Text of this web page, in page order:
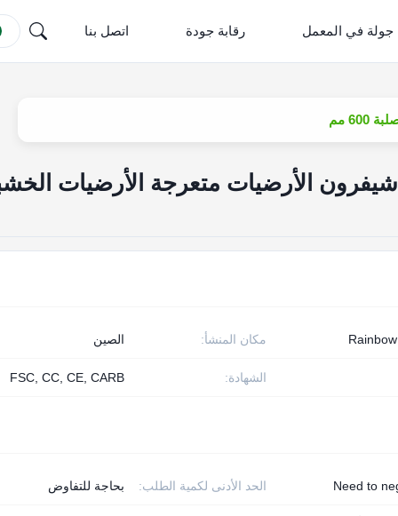
جولة في المعمل رقابة جودة اتصل بنا
مم
الأرضيات متعرجة الأرضيات
مكان المنشأ: الصين
الشهادة: FSC, CC, CE, CARB
الحد الأدنى لكمية الطلب: بحاجة للتفاوض Need to